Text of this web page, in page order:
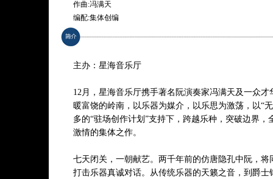
音响设计：沈恬
作曲:冯满天
编配:集体创编
2、帝女花
编配:集体创编
3、晚安，广州
作曲:阿布
编配:集体创编
作曲:冯满天
主办：星海音乐厅
12月，星海音乐厅携手著名阮演奏家冯满天及一众
暖富饶的岭南，以乐器为媒介，以乐思为激荡，以“
多的“驻场创作计划”支持下，跨越乐种，突破边界，
激情的集体之作。
七天闭关，一朝献艺。两千年前的仿唐隐孔中阮，
打击乐器真诚对话。从传统乐器的天籁之音，到爵